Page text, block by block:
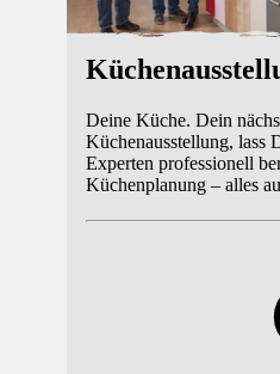
Deine Küche. Dein
Küchenausstellung, lass
Experten professionell
Küchenplanung – alles